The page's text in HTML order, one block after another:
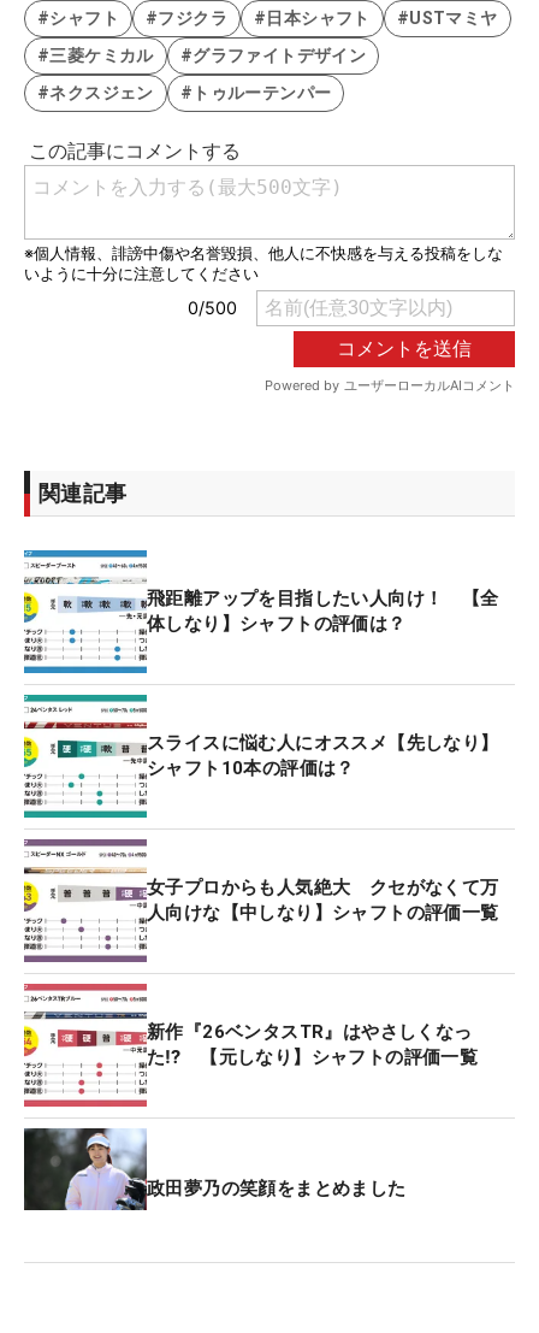
#シャフト #フジクラ #日本シャフト
#USTマミヤ
#三菱ケミカル
#グラファイトデザイン
#ネクスジェン
#トゥルーテンパー
関連記事
飛距離アップを目指したい人向け！ 【全
体しなり】シャフトの評価は？
スライスに悩む人にオススメ【先しなり】
シャフト10本の評価は？
女子プロからも人気絶大 クセがなくて万
人向けな【中しなり】シャフトの評価一覧
新作『26ベンタスTR』はやさしくなっ
た⁉ 【元しなり】シャフトの評価一覧
政田夢乃の笑顔をまとめました